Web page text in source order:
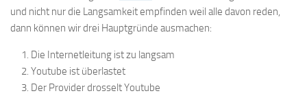
und nicht nur die Langsamkeit empfinden weil alle davon reden,
dann können wir drei Hauptgründe ausmachen:
Die Internetleitung ist zu langsam
Youtube ist überlastet
Der Provider drosselt Youtube